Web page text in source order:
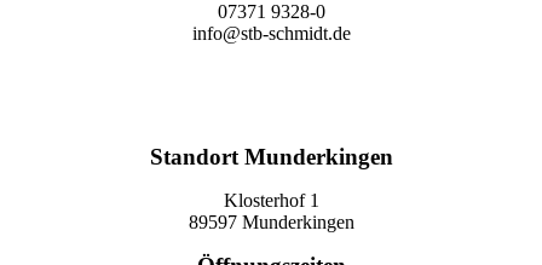
07371 9328-0
info@stb-schmidt.de
Standort Munderkingen
Klosterhof 1
89597 Munderkingen